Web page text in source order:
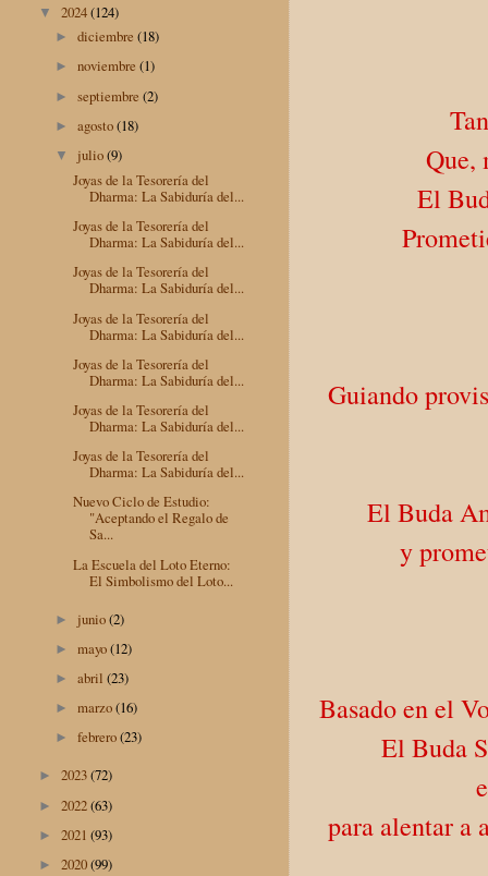
Que,
El
Guiando
El Buda
y
Basado en el
El Buda
para alentar a
▼ 2024(124)
►diciembre(18)
►noviembre(1)
►septiembre(2)
►agosto(18)
▼ julio(9)
Joyas de la Tesorería del
Dharma: La Sabiduría del...
Joyas de la Tesorería del
Dharma: La Sabiduría del...
Joyas de la Tesorería del
Dharma: La Sabiduría del...
Joyas de la Tesorería del
Dharma: La Sabiduría del...
Joyas de la Tesorería del
Dharma: La Sabiduría del...
Joyas de la Tesorería del
Dharma: La Sabiduría del...
Joyas de la Tesorería del
Dharma: La Sabiduría del...
Nuevo Ciclo de Estudio:
"Aceptando el Regalo de
Sa...
La Escuela del Loto Eterno:
El Simbolismo del Loto...
► junio(2)
►mayo(12)
►abril(23)
►marzo(16)
►febrero(23)
► 2023(72)
► 2022(63)
► 2021 (93)
► 2020(99)